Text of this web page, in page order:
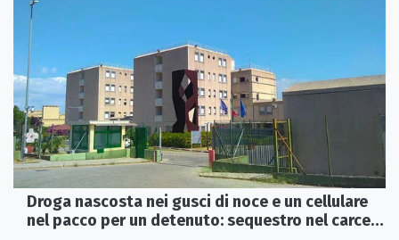
Droga nascosta nei gusci di noce e un cellulare
nel pacco per un detenuto: sequestro nel carcere